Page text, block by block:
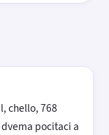
chello, 768
pocitaci a